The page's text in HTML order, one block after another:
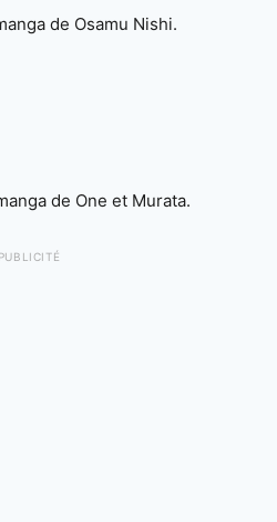
de Osamu Nishi.
de One et Murata.
PUBLICITÉ